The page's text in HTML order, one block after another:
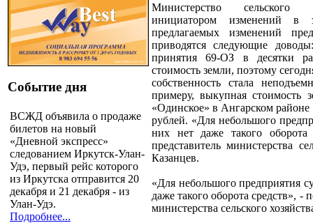
Событие дня
ВСЖД объявила о продаже
билетов на новый
«Дневной экспресс»
следованием Иркутск-Улан-
Удэ, первый рейс которого
из Иркутска отправится 20
декабря и 21 декабря - из
Улан-Удэ.
Подробнее...
Министерство сельского
инициатором изменений в
предлагаемых изменений
приводятся следующие
принятия 69-ОЗ в десятки
стоимость земли, поэтому
собственность стала
примеру, выкупная стоимость
«Одинское» в Ангарском районе
рублей. «Для небольшого
них нет даже такого оборота
представитель министерства
Казанцев.
«Для небольшого предприятия
даже такого оборота средств», -
министерства сельского